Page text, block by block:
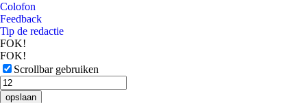
Colofon
Feedback
Tip de redactie
FOK!
FOK!
Scrollbar gebruiken
opslaan